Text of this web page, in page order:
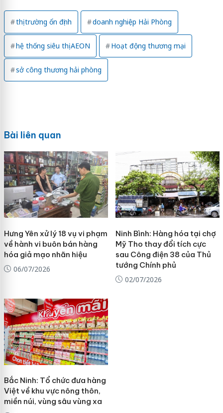
thị trường ổn định doanh nghiệp Hải Phòng
hệ thống siêu thị AEON Hoạt động thương mại
sở công thương hải phòng
Bài liên quan
Hưng Yên xử lý 18 vụ vi phạm
về hành vi buôn bán hàng
hóa giả mạo nhãn hiệu
06/07/2026
Ninh Bình: Hàng hóa tại chợ
Mỹ Tho thay đổi tích cực
sau Công điện 38 của Thủ
tướng Chính phủ
02/07/2026
Bắc Ninh: Tổ chức đưa hàng
Việt về khu vực nông thôn,
miền núi, vùng sâu vùng xa